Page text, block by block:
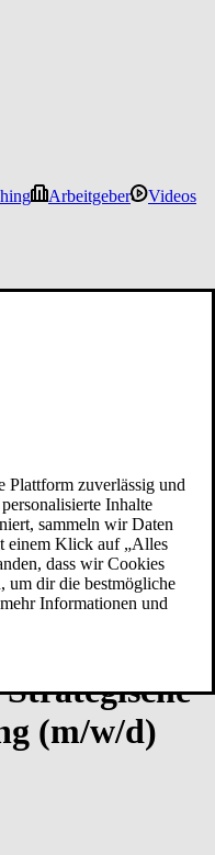
Plattform zuverlässig und
Inhalte
sammeln wir Daten
einem Klick auf „Alles
dass wir Cookies
um dir die bestmögliche
Informationen und
Arbeitgeber
Videos
(m/w/d)